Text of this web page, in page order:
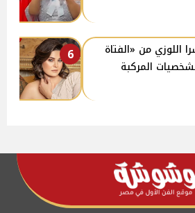
6
اللوزي من «الفتاة
المركبة